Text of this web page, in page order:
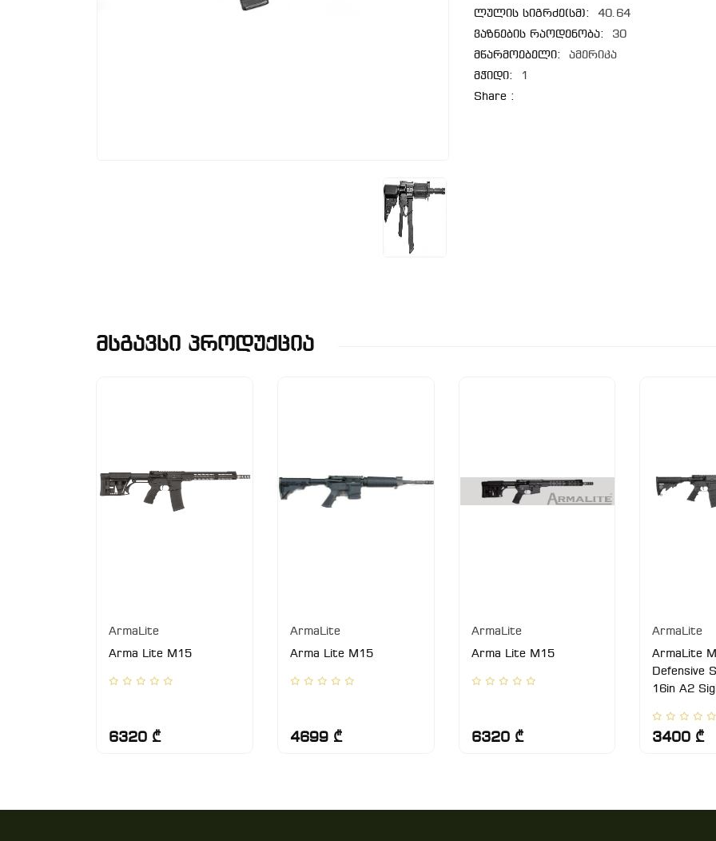
ლულის სიგრძე(სმ):
40.64
ვაზნების რაოდენობა:
30
მწარმოებელი:
ამერიკა
მჭიდი:
1
Share :
Მსგავსი Პროდუქცია
ArmaLite
Arma Lite M15
6320 ₾
ArmaLite
Arma Lite M15
4699 ₾
ArmaLite
Arma Lite M15
6320 ₾
ArmaLite
ArmaLite
Defensive
16in A2
3400 ₾